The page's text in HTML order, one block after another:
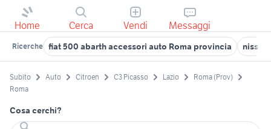
Home Cerca Vendi Messaggi
Ricerche fiat 500 abarth accessori auto Roma provincia nissan
Subito Auto Citroen C3 Picasso Lazio
Roma (Prov)
Roma
Cosa cerchi?